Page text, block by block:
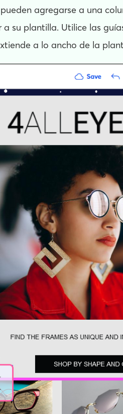
agregarse a una
su plantilla. Utilice las
a lo ancho de la